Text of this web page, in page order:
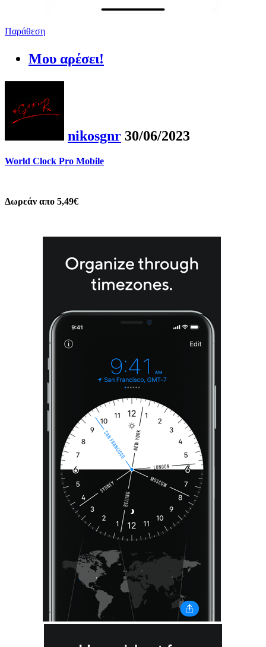
Παράθεση
Μου αρέσει!
nikosgnr 30/06/2023
World Clock Pro Mobile
Δωρεάν απο 5,49€